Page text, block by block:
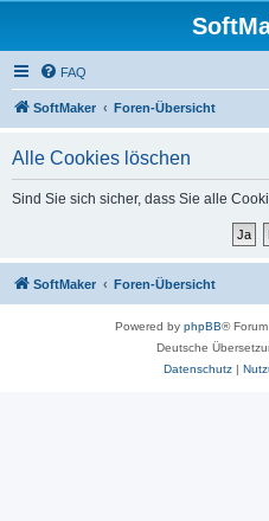
FAQ
SoftMaker Foren-Übersicht
Alle Cookies löschen
Sind Sie sich sicher, dass Sie alle
SoftMaker Foren-Übersicht
Powered by phpBB®
Deutsche
Datenschutz|